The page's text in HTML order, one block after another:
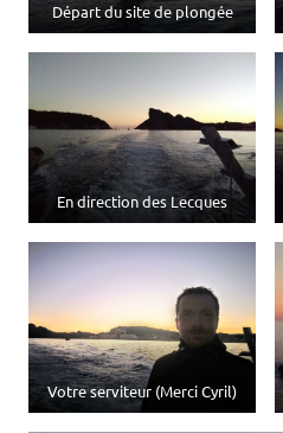
Départ du site de plongée
En direction des Lecques
Votre serviteur (Merci Cyril)